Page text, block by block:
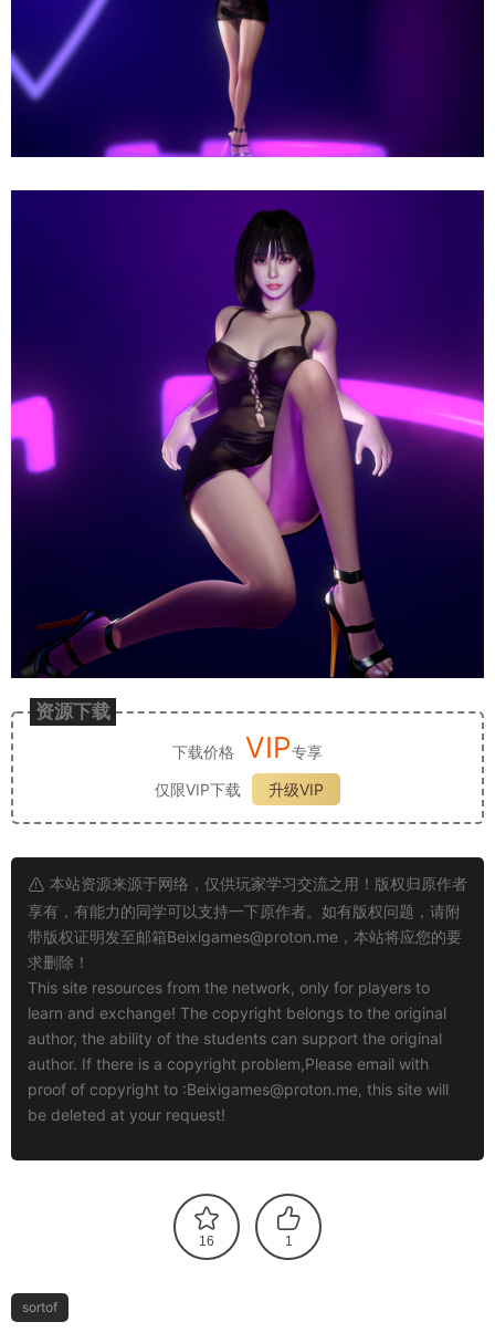
资源下载
下载价格 VIP专享
仅限VIP下载
升级VIP
本站资源来源于网络，仅供玩家学习交流之用！版权归原作者
享有，有能力的同学可以支持一下原作者。如有版权问题，请附
带版权证明发至邮箱Beixigames@proton.me ，本站将应您的要
求删除！
This site resources from the network, only for players to
learn and exchange! The copyright belongs to the original
author, the ability of the students can support the original
author. If there is a copyright problem,Please email with
proof of copyright to :Beixigames@proton.me, this site will
be deleted at your request!
16 1
sortof